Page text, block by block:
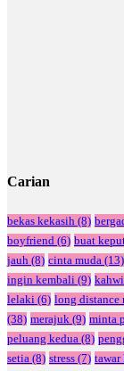
Carian
bekas kekasih (8)
boyfriend (6) buat
jauh (8) cinta muda (13)
ingin kembali (9)
lelaki (6) long distance
(38) merajuk (9) minta
peluang kedua (8)
setia (8) stress (7) tawar